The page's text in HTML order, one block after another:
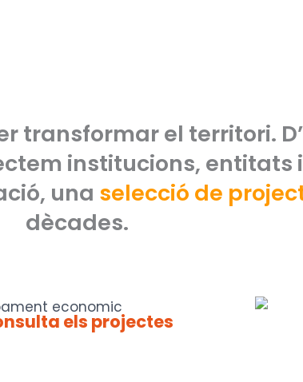
transformar el territori.
institucions, entitats
una selecció de
dècades.
els projectes